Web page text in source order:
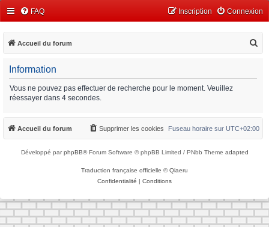
FAQ Connexion
Inscription
Accueil du forum
c
Information
Vous ne pouvez pas effectuer de recherche pour le moment. Veuillez
réessayer dans 4 secondes.
Accueil du forum Fuseau horaire sur UTC+02:00
Supprimer les cookies
Développé parphpBB® Forum Software © phpBB Limited / PNbb Theme adapted
Traduction française officielle ©Qiaeru
Confidentialité | Conditions